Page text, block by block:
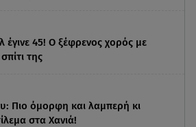
45! Ο ξέφρενος χορός με
της
Πιο όμορφη και λαμπερή κι
στα Χανιά!